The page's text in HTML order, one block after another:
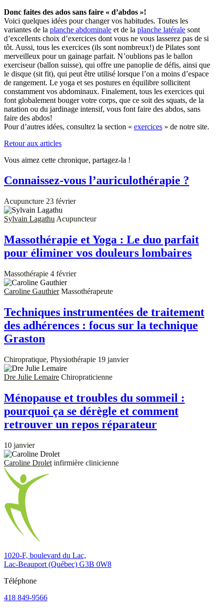
Donc faites des ados sans faire « d’abdos »!
Voici quelques idées pour changer vos habitudes. Toutes les
variantes de la planche abdominale et de la planche latérale sont
d’excellents choix d’exercices dont vous ne vous lasserez pas de si
tôt. Aussi, tous les exercices (ils sont nombreux!) de Pilates sont
merveilleux pour un gainage parfait. N’oublions pas le ballon
exerciseur (ballon suisse), qui offre une panoplie de défis, ainsi que
le disque (sit fit), qui peut être utilisé lorsque l’on a moins d’espace
de rangement. Le yoga et ses postures en équilibre sollicitent
constamment vos abdominaux. Finalement, tous les exercices qui
font globalement bouger votre corps, que ce soit des squats, de la
natation ou du jardinage intensif, vous font faire des abdos, sans
faire des abdos!
Pour d’autres idées, consultez la section « exercices » de notre site.
Retour aux articles
Vous aimez cette chronique, partagez-la !
Connaissez-vous l’auriculothérapie ?
Acupuncture 23 février
Sylvain Lagathu Acupuncteur
Massothérapie et Yoga : Le duo parfait
pour éliminer vos douleurs lombaires
Massothérapie 4 février
Caroline Gauthier Massothérapeute
Techniques instrumentées de traitement
des adhérences : focus sur la technique
Graston
Chiropratique, Physiothérapie 19 janvier
Dre Julie Lemaire Chiropraticienne
Ménopause et troubles du sommeil :
pourquoi ça se dérègle et comment
retrouver un repos réparateur
10 janvier
Caroline Drolet infirmière clinicienne
1020-F, boulevard du Lac,
Lac-Beauport (Québec) G3B 0W8
Téléphone
418 849-9566